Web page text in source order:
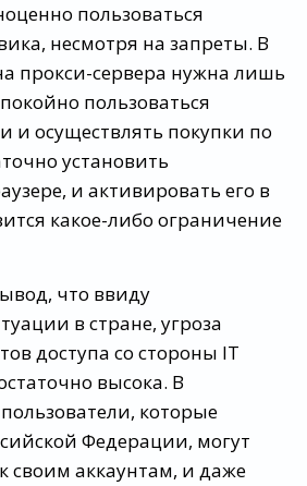
пользоваться
несмотря на запреты. В
прокси-сервера нужна лишь
пользоваться
и осуществлять покупки по
установить
и активировать его в
какое-либо ограничение
что ввиду
в стране, угроза
доступа со стороны IT
высока. В
пользователи, которые
Федерации, могут
своим аккаунтам, и даже